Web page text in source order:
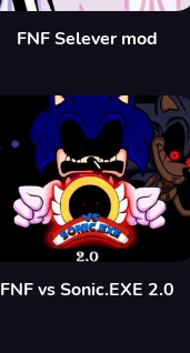
FNF Selever mod
FNF vs Sonic.EXE 2.0